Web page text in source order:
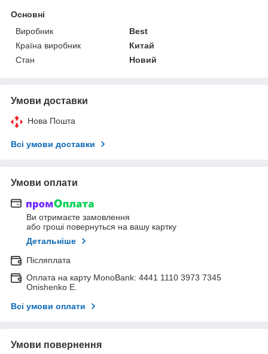
Основні
Виробник
Best
Країна виробник
Китай
Стан
Новий
Умови доставки
Нова Пошта
Всі умови доставки
Умови оплати
Ви отримаєте замовлення
або гроші повернуться на вашу картку
Детальніше
Післяплата
Оплата на карту MonoBank: 4441 1110 3973 7345
Onishenko E.
Всі умови оплати
Умови повернення